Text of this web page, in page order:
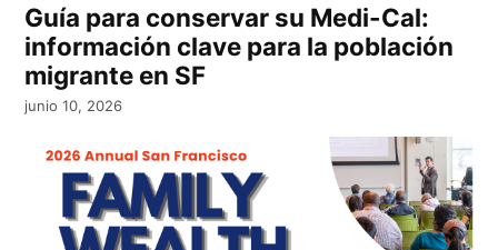
Guía para conservar su Medi-Cal:
información clave para la población
migrante en SF
junio 10, 2026